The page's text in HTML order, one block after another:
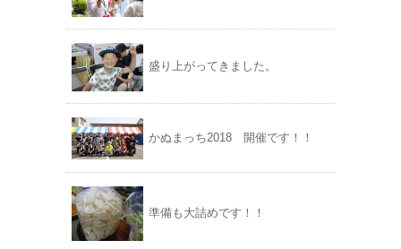
盛り上がってきました。
かぬまっち2018 開催です！！
準備も大詰めです！！